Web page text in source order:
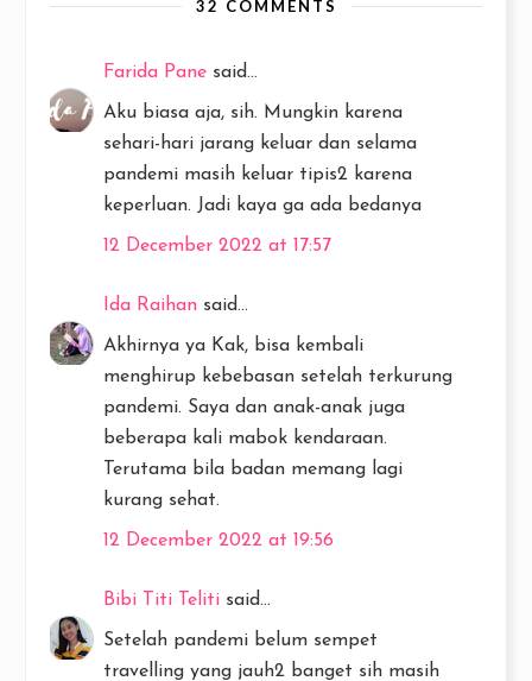
32 COMMENTS
Farida Pane said...
Aku biasa aja, sih. Mungkin karena
sehari-hari jarang keluar dan selama
pandemi masih keluar tipis2 karena
keperluan. Jadi kaya ga ada bedanya
12 December 2022 at 17:57
Ida Raihan said...
Akhirnya ya Kak, bisa kembali
menghirup kebebasan setelah terkurung
pandemi. Saya dan anak-anak juga
beberapa kali mabok kendaraan.
Terutama bila badan memang lagi
kurang sehat.
12 December 2022 at 19:56
Bibi Titi Teliti said...
Setelah pandemi belum sempet
travelling yang jauh2 banget sih masih